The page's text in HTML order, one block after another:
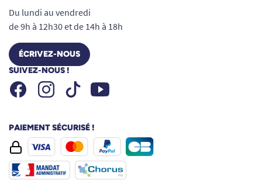
Du lundi au vendredi
de 9h à 12h30 et de 14h à 18h
ÉCRIVEZ-NOUS
SUIVEZ-NOUS !
FacebookInstagramTiktok Youtube
PAIEMENT SÉCURISÉ !